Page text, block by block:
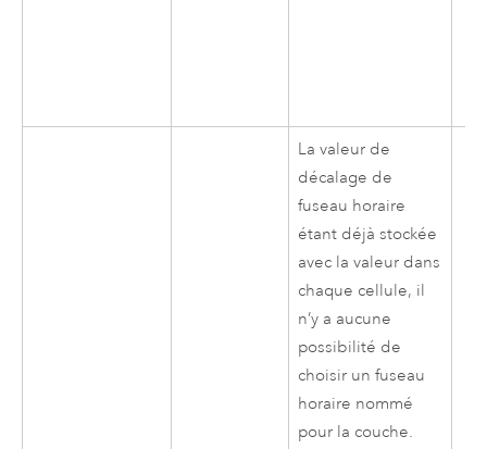
La valeur de
décalage de
fuseau horaire
étant déjà stockée
avec la valeur dans
chaque cellule, il
n’y a aucune
possibilité de
choisir un fuseau
horaire nommé
pour la couche.